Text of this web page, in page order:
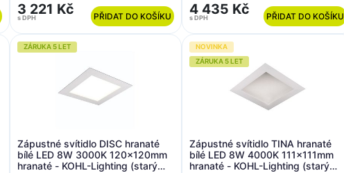
3 221 Kč
s DPH PŘIDAT DO KOŠÍKU 4 435 Kč
s DPH PŘIDAT DO KOŠÍKU
ZÁRUKA 5 LET
Zápustné svítidlo DISC hranaté
bílé LED 8W 3000K 120x120mm
hranaté - KOHL-Lighting (starý
NOVINKA
ZÁRUKA 5 LET
Zápustné svítidlo TINA hranaté
bílé LED 8W 4000K 111x111mm
hranaté - KOHL-Lighting (starý